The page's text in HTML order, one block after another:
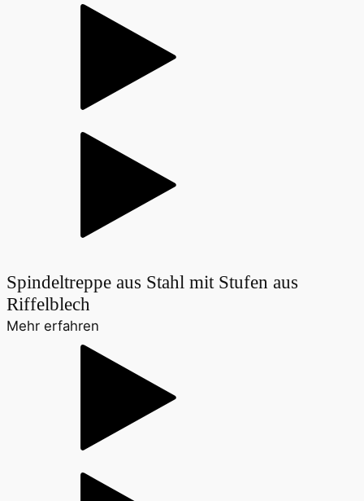
Spindeltreppe aus Stahl mit Stufen aus
Riffelblech
Mehr erfahren